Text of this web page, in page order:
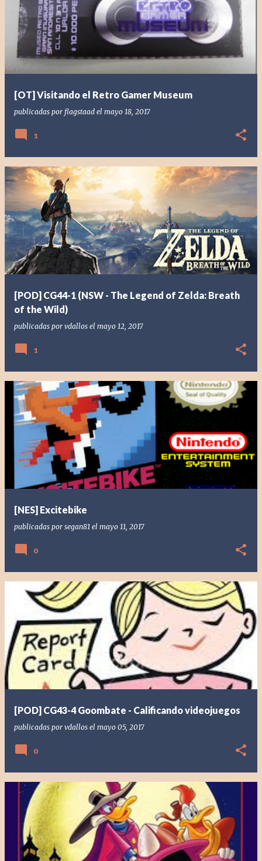
[OT] Visitando el Retro Gamer Museum
publicadas por flagstaad el mayo 18, 2017
1
[POD] CG44-1 (NSW - The Legend of Zelda: Breath
of the Wild)
publicadas por vdallos el mayo 12, 2017
1
[NES] Excitebike
publicadas por segan81 el mayo 11, 2017
0
[POD] CG43-4 Goombate - Calificando videojuegos
publicadas por vdallos el mayo 05, 2017
0